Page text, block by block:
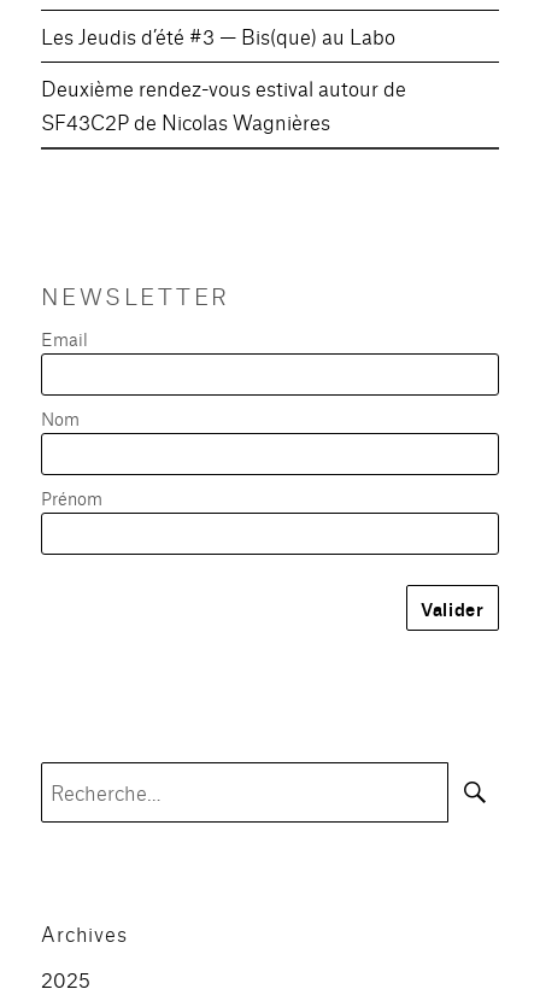
Les Jeudis d’été #3 — Bis(que) au Labo
Deuxième rendez-vous estival autour de
SF43C2P de Nicolas Wagnières
NEWSLETTER
Email
Nom
Prénom
Archives
2025